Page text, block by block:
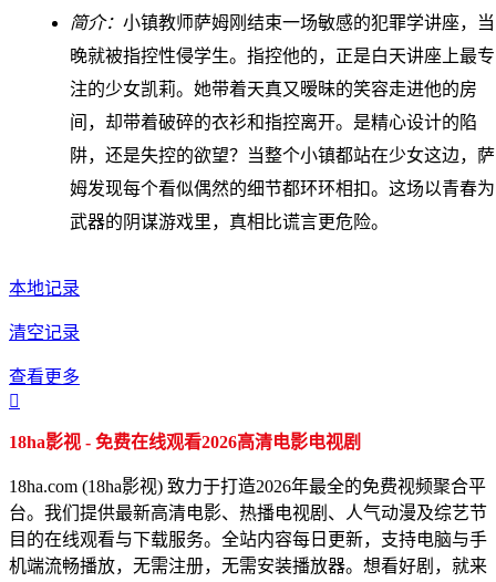
简介： 小镇教师萨姆刚结束一场敏感的犯罪学讲座，当
晚就被指控性侵学生。指控他的，正是白天讲座上最专
注的少女凯莉。她带着天真又暧昧的笑容走进他的房
间，却带着破碎的衣衫和指控离开。是精心设计的陷
阱，还是失控的欲望？当整个小镇都站在少女这边，萨
姆发现每个看似偶然的细节都环环相扣。这场以青春为
武器的阴谋游戏里，真相比谎言更危险。
本地记录
清空记录
查看更多

18ha影视 - 免费在线观看2026高清电影电视剧
18ha.com (18ha影视) 致力于打造2026年最全的免费视频聚合平
台。我们提供最新高清电影、热播电视剧、人气动漫及综艺节
目的在线观看与下载服务。全站内容每日更新，支持电脑与手
机端流畅播放，无需注册，无需安装播放器。想看好剧，就来